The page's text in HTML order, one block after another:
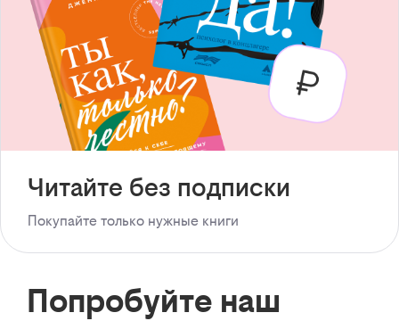
Читайте без подписки
Покупайте только нужные книги
Попробуйте наш